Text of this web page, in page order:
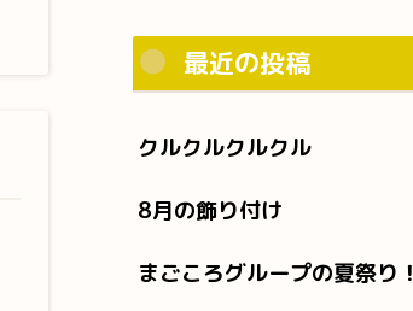
最近の投稿
クルクルクルクル
8月の飾り付け
まごころグループの夏祭り！